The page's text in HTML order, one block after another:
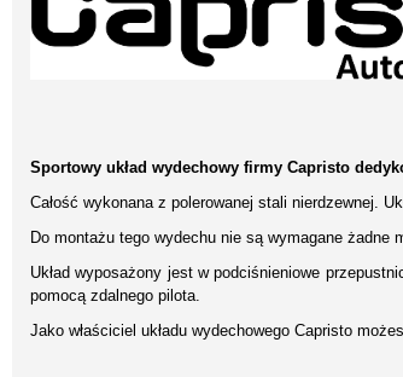
Sportowy układ wydechowy firmy Capristo
Całość wykonana z polerowanej stali nierdzewnej.
Do montażu tego wydechu nie są wymagane żadne
Układ wyposażony jest w podciśnieniowe
pomocą zdalnego pilota.
Jako właściciel układu wydechowego Capristo